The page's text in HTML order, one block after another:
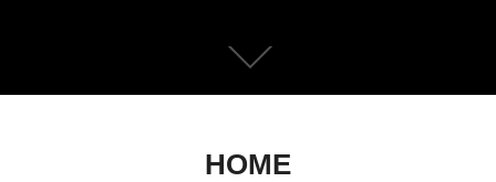
HOME